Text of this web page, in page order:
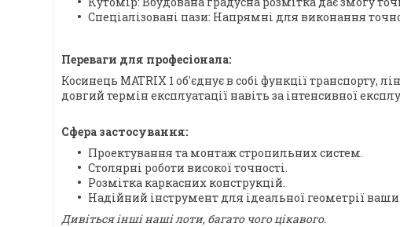
Спеціалізовані пази: Напрямні для виконання
Переваги для професіонала:
Косинець MATRIX 1 об'єднує в собі функції
довгий термін експлуатації навіть за інтенсивної
Сфера застосування:
Проектування та монтаж стропильних систем.
Столярні роботи високої точності.
Розмітка каркасних конструкцій.
Надійний інструмент для ідеальної геометрії
Дивіться інші наші лоти, багато чого цікавого.